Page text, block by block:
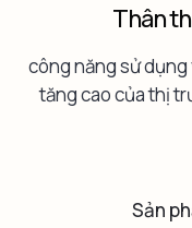
Thân
công năng sử
tăng cao của thị
Sản